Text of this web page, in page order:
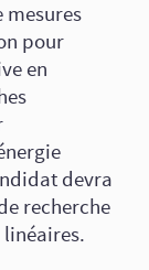
mesures
pour
en
devra
recherche